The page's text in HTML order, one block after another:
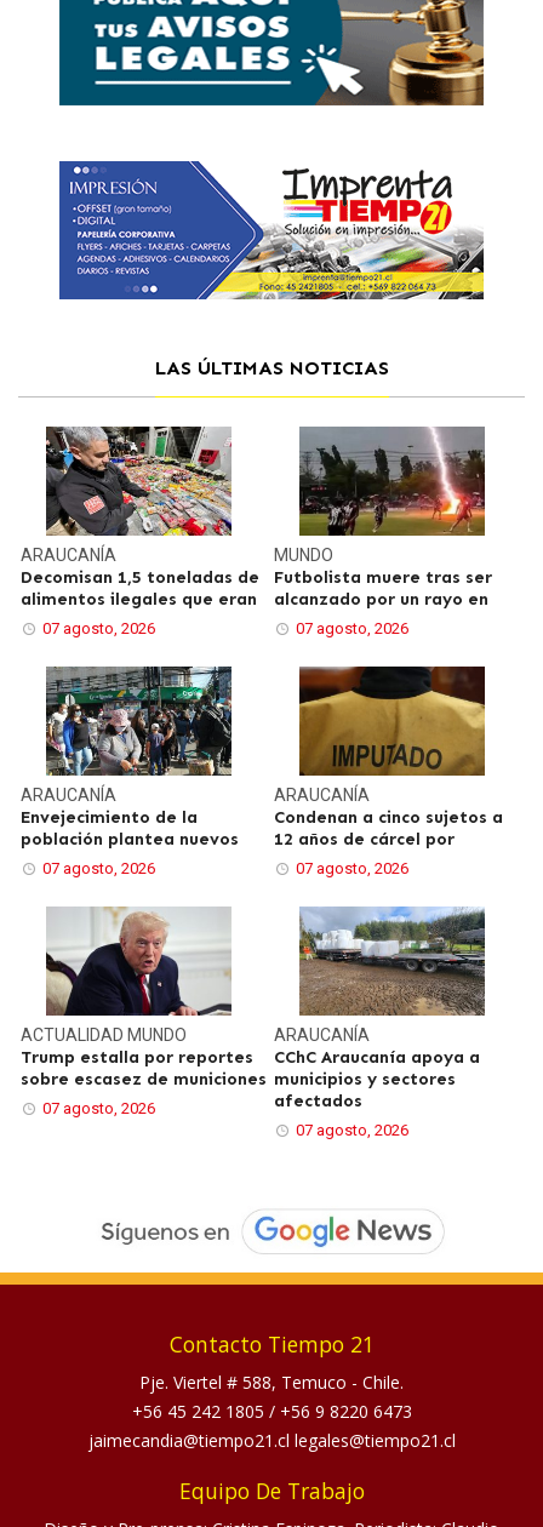
LAS ÚLTIMAS NOTICIAS
ARAUCANÍA
Decomisan 1,5 toneladas de
alimentos ilegales que eran
07 agosto, 2026
MUNDO
Futbolista muere tras ser
alcanzado por un rayo en
07 agosto, 2026
ARAUCANÍA
Envejecimiento de la
población plantea nuevos
07 agosto, 2026
ARAUCANÍA
Condenan a cinco sujetos a
12 años de cárcel por
07 agosto, 2026
ACTUALIDAD MUNDO
Trump estalla por reportes
sobre escasez de municiones
07 agosto, 2026
ARAUCANÍA
CChC Araucanía apoya a
municipios y sectores
afectados
07 agosto, 2026
Contacto Tiempo 21
Pje. Viertel # 588, Temuco - Chile.
+56 45 242 1805 / +56 9 8220 6473
jaimecandia@tiempo21.cl legales@tiempo21.cl
Equipo De Trabajo